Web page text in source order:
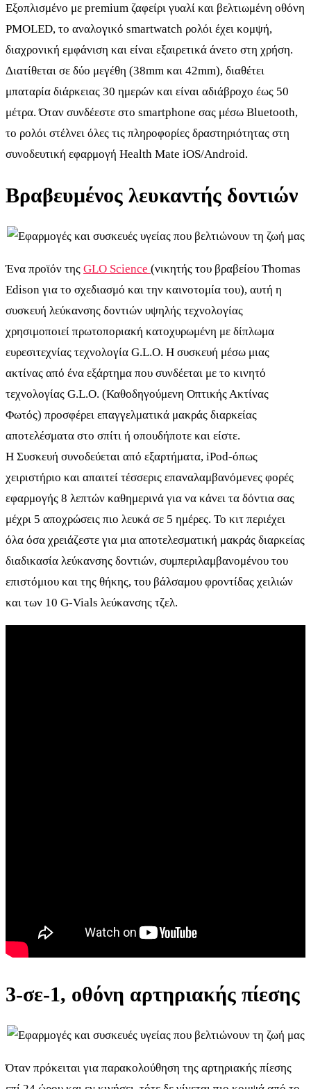
Εξοπλισμένο με premium ζαφείρι γυαλί και βελτιωμένη οθόνη
PMOLED, το αναλογικό smartwatch ρολόι έχει κομψή,
διαχρονική εμφάνιση και είναι εξαιρετικά άνετο στη χρήση.
Διατίθεται σε δύο μεγέθη (38mm και 42mm), διαθέτει
μπαταρία διάρκειας 30 ημερών και είναι αδιάβροχο έως 50
μέτρα. Όταν συνδέεστε στο smartphone σας μέσω Bluetooth,
το ρολόι στέλνει όλες τις πληροφορίες δραστηριότητας στη
συνοδευτική εφαρμογή Health Mate iOS/Android.
Βραβευμένος λευκαντής δοντιών
Ένα προϊόν της GLO Science (νικητής του βραβείου Thomas
Edison για το σχεδιασμό και την καινοτομία του), αυτή η
συσκευή λεύκανσης δοντιών υψηλής τεχνολογίας
χρησιμοποιεί πρωτοποριακή κατοχυρωμένη με δίπλωμα
ευρεσιτεχνίας τεχνολογία G.L.O. Η συσκευή μέσω μιας
ακτίνας από ένα εξάρτημα που συνδέεται με το κινητό
τεχνολογίας G.L.O. (Καθοδηγούμενη Οπτικής Ακτίνας
Φωτός) προσφέρει επαγγελματικά μακράς διαρκείας
αποτελέσματα στο σπίτι ή οπουδήποτε και είστε.
Η Συσκευή συνοδεύεται από εξαρτήματα, iPod-όπως
χειριστήριο και απαιτεί τέσσερις επαναλαμβανόμενες φορές
εφαρμογής 8 λεπτών καθημερινά για να κάνει τα δόντια σας
μέχρι 5 αποχρώσεις πιο λευκά σε 5 ημέρες. Το κιτ περιέχει
όλα όσα χρειάζεστε για μια αποτελεσματική μακράς διαρκείας
διαδικασία λεύκανσης δοντιών, συμπεριλαμβανομένου του
επιστόμιου και της θήκης, του βάλσαμου φροντίδας χειλιών
και των 10 G-Vials λεύκανσης τζελ.
3-σε-1, οθόνη αρτηριακής πίεσης
Όταν πρόκειται για παρακολούθηση της αρτηριακής πίεσης